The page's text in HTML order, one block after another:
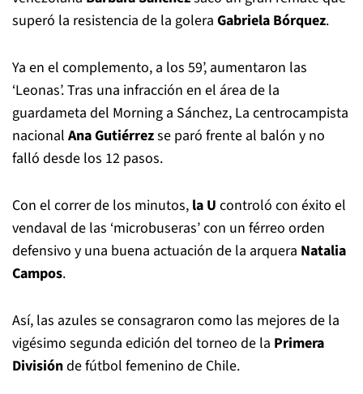
superó la resistencia de la golera Gabriela Bórquez.
Ya en el complemento, a los 59’, aumentaron las
‘Leonas’. Tras una infracción en el área de la
guardameta del Morning a Sánchez, La centrocampista
nacional Ana Gutiérrezse paró frente al balón y no
falló desde los 12 pasos.
Con el correr de los minutos, la U controló con éxito el
vendaval de las ‘microbuseras’ con un férreo orden
defensivo y una buena actuación de la arquera Natalia
Campos.
Así, las azules se consagraron como las mejores de la
vigésimo segunda edición del torneo de la Primera
Divisiónde fútbol femenino de Chile.